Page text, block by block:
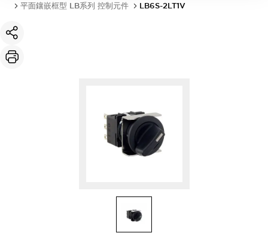
平面鑲嵌框型 LB系列 控制元件
LB6S-2LT1V